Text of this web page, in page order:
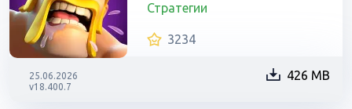
Стратегии
3234
25.06.2026
v18.400.7
426 MB